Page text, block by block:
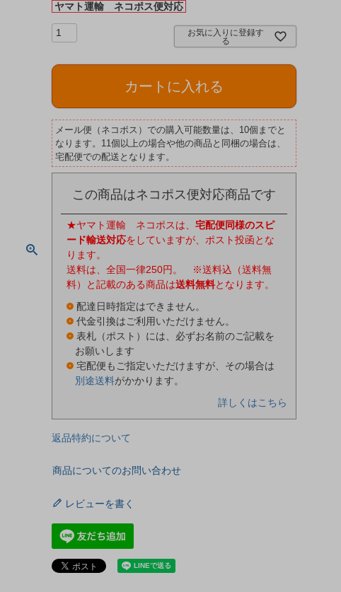
ヤマト運輸 ネコポス便対応
お気に入りに登録す
る
カートに入れる
メール便（ネコポス）での購入可能数量は、10個までと
なります。11個以上の場合や他の商品と同梱の場合は、
宅配便での配送となります。
この商品はネコポス便対応商品です
★ヤマト運輸 ネコポスは、宅配便同様のスピ
ード輸送対応をしていますが、ポスト投函とな
ります。
送料は、全国一律250円。 ※送料込（送料無
料）と記載のある商品は送料無料となります。
配達日時指定はできません。
代金引換はご利用いただけません。
表札（ポスト）には、必ずお名前のご記載を
お願いします
宅配便もご指定いただけますが、その場合は
別途送料がかかります。
詳しくはこちら
返品特約について
商品についてのお問い合わせ
レビューを書く